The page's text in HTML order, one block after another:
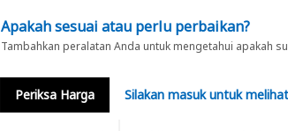
Apakah sesuai atau perlu perbaikan?
Tambahkan peralatan Anda untuk mengetahui apakah
Periksa Harga Silakan masuk untuk